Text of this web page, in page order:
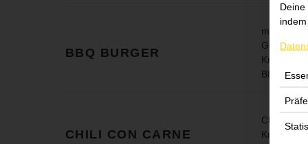
BBQ BURGER
mit
BBQ
CHILI CON CARNE
Chili con